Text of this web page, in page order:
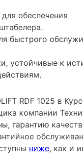
обеспечения
быстрого
устойчивые к
RDF 1025 в
компании
гарантию
ниже, как и